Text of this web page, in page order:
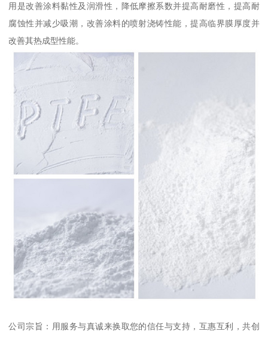
用是改善涂料黏性及润滑性，降低摩擦系数并提高耐磨性，提高耐
腐蚀性并减少吸潮，改善涂料的喷射浇铸性能，提高临界膜厚度并
改善其热成型性能。
公司宗旨：用服务与真诚来换取您的信任与支持，互惠互利，共创